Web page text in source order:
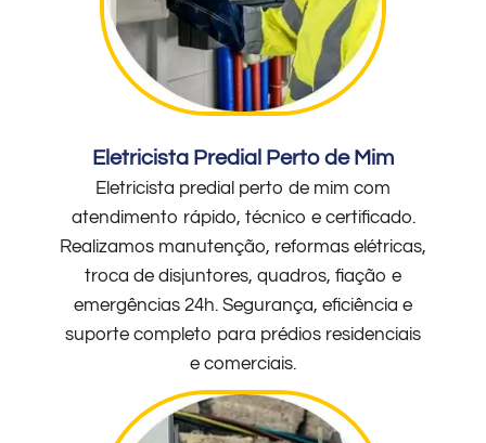
Eletricista Predial Perto de Mim
Eletricista predial perto de mim com
atendimento rápido, técnico e certificado.
Realizamos manutenção, reformas elétricas,
troca de disjuntores, quadros, fiação e
emergências 24h. Segurança, eficiência e
suporte completo para prédios residenciais
e comerciais.